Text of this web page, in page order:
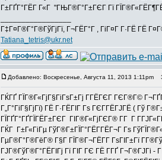
Г±ГҐГ°ГЁГ Г«Г "ГЊГ®Г°Г±ГЄГ Гї
Г‡Г¤Г®Г°Г®ГўГјГї, Г¬ГЁГ°Г , ГіГ¤Г Г·ГЁ ГЁ
Tatiana_tetris@ukr.net
Добавлено: Воскресенье, Августа 11, 2013 1:11pm
ГЌГҐ ГЇГ®Г«ГјГ§ГіГѕГ±Гј Г­ГЁГЄГ ГЄГ®Г©
Г„Г°ГіГ§ГјГї) ГЁ Г·ГЁГІГ Гѕ ГЄГ­ГЁГЈГЁ ( Гў
ГЇГҐГ°ГҐГЇГЁГ±ГЄГ ГІГ®Г«ГјГЄГ® Г­Г Г
ГЌГ Г±Г«ГіГµ ГўГ®Г±ГЇГ°ГЁГ­ГЁГ¬Г Гѕ
ГµГ®Г°Г®ГёГ® Г§Г ГЇГ®Г¬ГЁГ­Г ГѕГІГ±Гї
ГЈГ®ГўГ®Г°ГЁГІГј Гї ГІГ ГЄ ГЁ Г­ГҐ Г¬Г®ГЈГі